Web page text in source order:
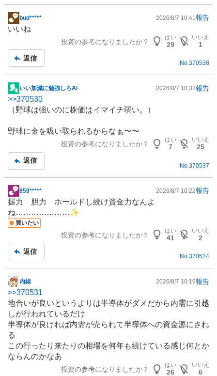
掲
示
事
bud***** 2026/8/7 10:41 報告
いいね
投資の参考になりましたか？
はい
29
いいえ
1
返信
No.370538
掲
示
板
事
いい加減に勉強しろAI 2026/8/7 10:32報告
>>370530
（野球は強いのに株価はイマイチ弱い。）
野球に金を吸い取られるからなぁ〜〜
投資の参考になりましたか？
はい
7
いいえ
25
返信
No. 370537
掲
示
板
記
859***** 2026/8/7 10:22報告
握力 胆力 ホールドし続け資金力なんよ
ね…………………✨️
買いたい
投資の参考になりましたか？
はい
41
いいえ
2
返信
No.370534
掲
示
板
記
事
内緒 2026/8/7 10:19報告
>>370531
地合いが良いというよりは半導体がダメだから内需に引越
しが行われているだけ
半導体が良ければ内需が売られて半導体への資金源にされ
る
この行ったり来たりの相場を何年も続けている感じ何とか
ならんのかなあ
投資の参考になりましたか？
はい
26
いいえ
6